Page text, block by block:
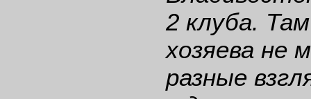
2 клуба.
хозяева не
разные